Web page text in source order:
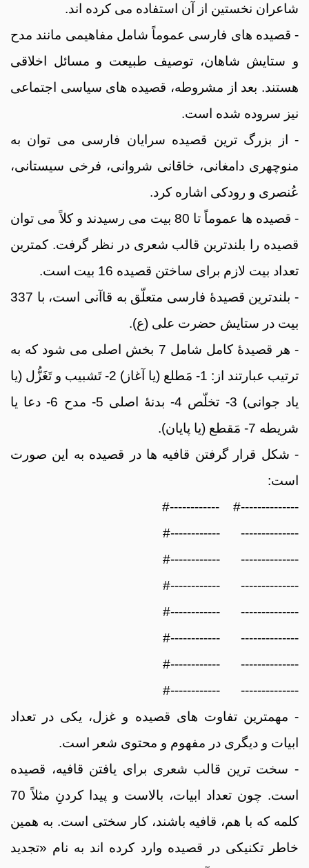
شاعران نخستین از آن استفاده می کرده اند.
- قصیده های فارسی عموماً شامل مفاهیمی مانند مدح
و ستایش شاهان، توصیف طبیعت و مسائل اخلاقی
هستند. بعد از مشروطه، قصیده های سیاسی اجتماعی
نیز سروده شده است.
- از بزرگ ترین قصیده سرایان فارسی می توان به
منوچهری دامغانی، خاقانی شروانی، فرخی سیستانی،
عُنصری و رودکی اشاره کرد.
- قصیده ها عموماً تا 80 بیت می رسیدند و کلاً می توان
قصیده را بلندترین قالب شعری در نظر گرفت. کمترین
تعداد بیت لازم برای ساختن قصیده 16 بیت است.
- بلندترین قصیدۀ فارسی متعلّق به قاآنی است، با 337
بیت در ستایش حضرت علی (ع).
- هر قصیدۀ کامل شامل 7 بخش اصلی می شود که به
ترتیب عبارتند از: 1- مَطلع (یا آغاز) 2- تَشبیب و تَغَزُّل (یا
یاد جوانی) 3- تخلّص 4- بدنۀ اصلی 5- مدح 6- دعا یا
شریطه 7- مَقطع (یا پایان).
- شکل قرار گرفتن قافیه ها در قصیده به این صورت
است:
--------------# ------------#
-------------- ------------#
-------------- ------------#
-------------- ------------#
-------------- ------------#
-------------- ------------#
-------------- ------------#
-------------- ------------#
- مهمترین تفاوت های قصیده و غزل، یکی در تعداد
ابیات و دیگری در مفهوم و محتوی شعر است.
- سخت ترین قالب شعری برای یافتن قافیه، قصیده
است. چون تعداد ابیات، بالاست و پیدا کردنِ مثلاً 70
کلمه که با هم، قافیه باشند، کار سختی است. به همین
خاطر تکنیکی در قصیده وارد کرده اند به نام «تجدید